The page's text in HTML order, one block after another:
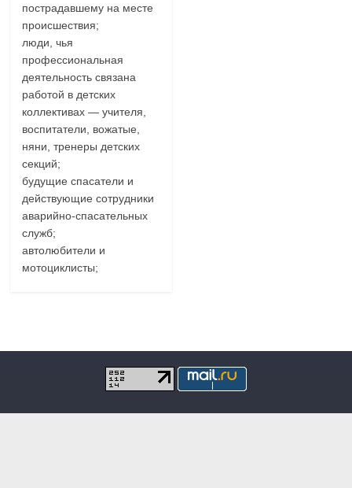
пострадавшему на месте
происшествия;
люди, чья
профессиональная
деятельность связана
работой в детских
коллективах — учителя,
воспитатели, вожатые,
няни, тренеры детских
секций;
будущие спасатели и
действующие сотрудники
аварийно-спасательных
служб;
автолюбители и
мотоциклисты;